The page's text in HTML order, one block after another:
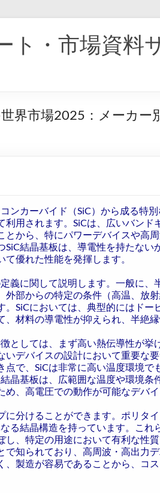
ト・市場資料
界市場2025：メーカー
ンカーバイド（SiC）から成る特
利用されます。SiCは、広いバンド
とから、特にパワーデバイスや高
SiC結晶基板は、導電性を持たない
優れた性能を発揮します。
義に関して説明します。一般に、
外部からの特定の条件（高温、放
。SiCにおいては、典型的にはドー
材料の導電性が抑えられ、半絶縁
としては、まず高い熱伝導性が挙
いデバイスの設計において重要な
で、SiCは非常に高い温度環境で
晶基板は、広範囲な温度や環境条
、高電圧での動作が可能なデバ
に分けることができます。ポリタ
る結晶構造を持っています。これ
し、特定の用途において有利な性
知られており、高周波・高出力
、製造が容易であることから、コ